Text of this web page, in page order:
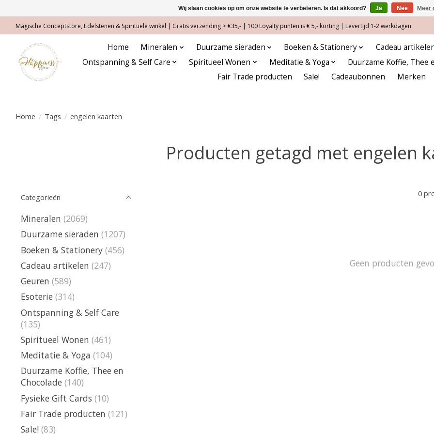
Magische Conceptstore, Edelstenen & Spirituele winkel | Gratis verzending > €35,- | 100 Loyalty punten is € 5,- korting | Levertijd 1-2 werkdagen
Home Mineralen Duurzame sieraden Boeken & Stationery Cadeau
Ontspanning & Self Care
Spiritueel Wonen Meditatie & Yoga Duurzame Koffie, Thee
Fair Trade producten
Sale! Cadeaubonnen Merken
Home / Tags / engelen kaarten
Producten getagd met engelen
Categorieën
Mineralen (2069)
Duurzame sieraden (1207)
Boeken & Stationery (456)
Cadeau artikelen (247)
Geuren (589)
Esoterie (314)
Ontspanning & Self Care
(135)
Spiritueel Wonen (461)
Meditatie & Yoga (104)
Duurzame Koffie, Thee en
Chocolade (140)
Fysieke Gift Cards (10)
Fair Trade producten (121)
Sale! (83)
0
Geen producten
Wij slaan cookies op om onze website te verbeteren. Is dat akkoord? Ja Nee Meer